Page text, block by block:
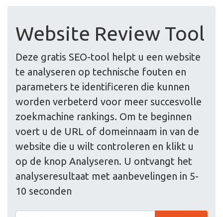
Website Review Tool
Deze gratis SEO-tool helpt u een website
te analyseren op technische fouten en
parameters te identificeren die kunnen
worden verbeterd voor meer succesvolle
zoekmachine rankings. Om te beginnen
voert u de URL of domeinnaam in van de
website die u wilt controleren en klikt u
op de knop Analyseren. U ontvangt het
analyseresultaat met aanbevelingen in 5-
10 seconden